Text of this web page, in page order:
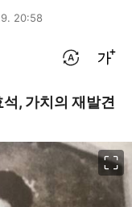
20:58
석, 가치의 재발견